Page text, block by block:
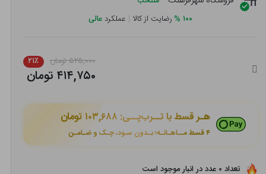
۱۰۰ % رضایت از کالا | عملکرد عالی
۵۲۵,۰۰۰ تومان ۲۱٪
۴۱۴,۷۵۰ تومان
هـر قسط با تــرب‌پــی: ۱۰۳,۶۸۸ تومان
۴ قسط مــاهـانـه؛ بـدون سـود، چـک و ضـامـن
تعداد ۰ عدد در انبار موجود است